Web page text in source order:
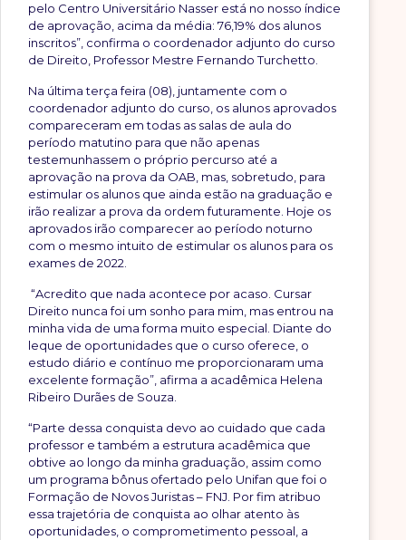
pelo Centro Universitário Nasser está no nosso índice
de aprovação, acima da média: 76,19% dos alunos
inscritos”, confirma o coordenador adjunto do curso
de Direito, Professor Mestre Fernando Turchetto.
Na última terça feira (08), juntamente com o
coordenador adjunto do curso, os alunos aprovados
compareceram em todas as salas de aula do
período matutino para que não apenas
testemunhassem o próprio percurso até a
aprovação na prova da OAB, mas, sobretudo, para
estimular os alunos que ainda estão na graduação e
irão realizar a prova da ordem futuramente. Hoje os
aprovados irão comparecer ao período noturno
com o mesmo intuito de estimular os alunos para os
exames de 2022.
“Acredito que nada acontece por acaso. Cursar
Direito nunca foi um sonho para mim, mas entrou na
minha vida de uma forma muito especial. Diante do
leque de oportunidades que o curso oferece, o
estudo diário e contínuo me proporcionaram uma
excelente formação”, afirma a acadêmica Helena
Ribeiro Durães de Souza.
“Parte dessa conquista devo ao cuidado que cada
professor e também a estrutura acadêmica que
obtive ao longo da minha graduação, assim como
um programa bônus ofertado pelo Unifan que foi o
Formação de Novos Juristas – FNJ. Por fim atribuo
essa trajetória de conquista ao olhar atento às
oportunidades, o comprometimento pessoal, a